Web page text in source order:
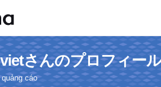
さんのプロフィール
quảng cáo